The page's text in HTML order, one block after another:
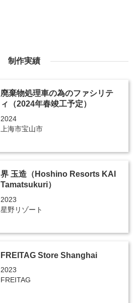
制作実績
廃棄物処理車の為のファシリテ
ィ（2024年春竣工予定）
2024
上海市宝山市
界 玉造（Hoshino Resorts KAI
Tamatsukuri）
2023
星野リゾート
FREITAG Store Shanghai
2023
FREITAG